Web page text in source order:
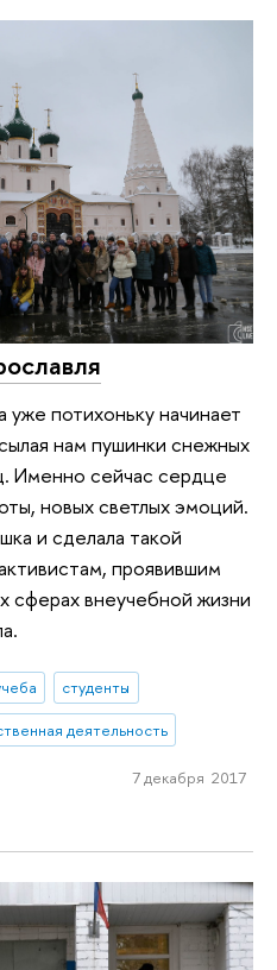
потихоньку начинает
нам пушинки снежных
Именно сейчас сердце
новых светлых эмоций.
и сделала такой
проявившим
сферах внеучебной жизни
студенты
деятельность
7 декабря 2017